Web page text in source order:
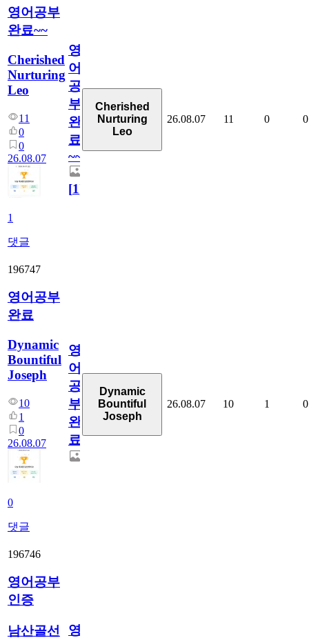
영어공부
완료~~
Cherished
Nurturing
Leo
11
0
0
26.08.07
1
댓글
영
어
공
부
완
료
~~
[1]
Cherished
Nurturing
Leo
26.08.07 11 0 0
196747
영어공부
완료
Dynamic
Bountiful
Joseph
10
1
0
26.08.07
0
댓글
영
어
공
부
완
료
Dynamic
Bountiful
Joseph
26.08.07 10 1 0
196746
영어공부
인증
남산골선
영